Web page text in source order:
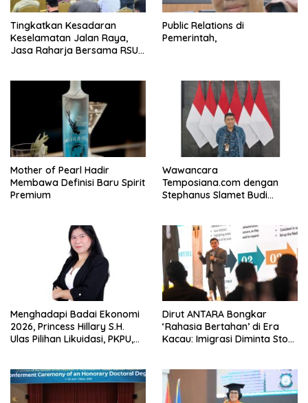
Tingkatkan Kesadaran
Keselamatan Jalan Raya,
Jasa Raharja Bersama RSU
Komprehensif di Jagakarsa
Public Relations di
Pemerintah,
Mother of Pearl Hadir
Membawa Definisi Baru Spirit
Premium
Wawancara
Temposiana.com dengan
Stephanus Slamet Budi
Menghadapi Badai Ekonomi
2026, Princess Hillary S.H.
Ulas Pilihan Likuidasi, PKPU,
Dirut ANTARA Bongkar
‘Rahasia Bertahan’ di Era
Kacau: Imigrasi Diminta Stop